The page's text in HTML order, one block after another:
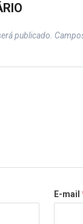
publicado.
E-mail